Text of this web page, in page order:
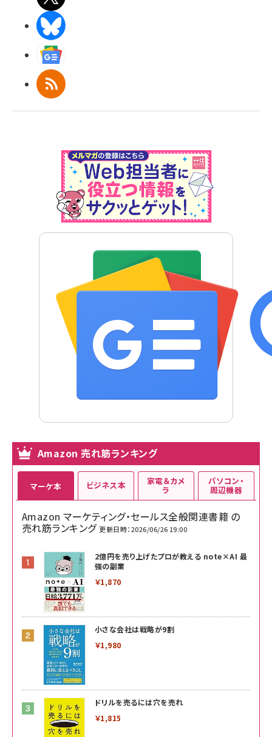
RSS
Amazon 売れ筋ランキング
マーケ本
Amazon マーケティング・セールス全般関連書籍 の
売れ筋ランキング 更新日時：2026/06/26 19:00
2億円を売り上げたプロが教える note×AI 最
強の副業
￥1,870
小さな会社は戦略が9割
￥1,980
ドリルを売るには穴を売れ
￥1,815
ビジネス本 家電＆カメ
ラ
パソコン・
周辺機器